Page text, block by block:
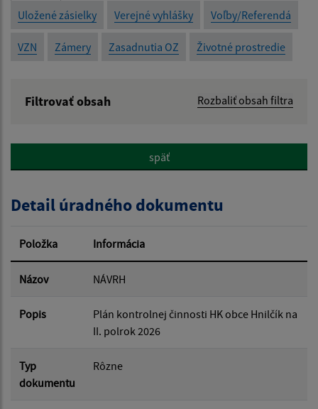
Uložené zásielky Verejné vyhlášky Voľby/Referendá
VZN Zámery Zasadnutia OZ Životné prostredie
Filtrovať obsah Rozbaliť obsah filtra
Popis:
Dátum zverejnenia od:
Dátum zverejnenia do:
Filtrovať
späť
Detail úradného dokumentu
Položka Informácia
Názov NÁVRH
Popis
Plán kontrolnej činnosti HK obce Hnilčík na
II. polrok 2026
Typ
dokumentu
Rôzne